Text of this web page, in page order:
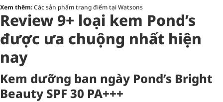
Xem thêm:Các sản phẩm trang điểm tại Watsons
Review 9+ loại kem Pond’s
được ưa chuộng nhất hiện
nay
Kem dưỡng ban ngày Pond’s Bright
Beauty SPF 30 PA+++